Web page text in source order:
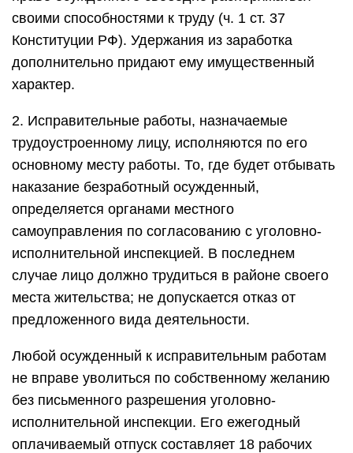
своими способностями к труду (ч. 1 ст. 37
Конституции РФ). Удержания из заработка
дополнительно придают ему имущественный
характер.
2. Исправительные работы, назначаемые
трудоустроенному лицу, исполняются по его
основному месту работы. То, где будет отбывать
наказание безработный осужденный,
определяется органами местного
самоуправления по согласованию с уголовно-
исполнительной инспекцией. В последнем
случае лицо должно трудиться в районе своего
места жительства; не допускается отказ от
предложенного вида деятельности.
Любой осужденный к исправительным работам
не вправе уволиться по собственному желанию
без письменного разрешения уголовно-
исполнительной инспекции. Его ежегодный
оплачиваемый отпуск составляет 18 рабочих